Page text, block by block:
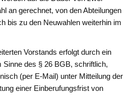
an gerechnet, von den Abteilungen
bis zu den Neuwahlen weiterhin im
Vorstands erfolgt durch ein
Sinne des § 26 BGB, schriftlich,
(per E-Mail) unter Mitteilung der
einer Einberufungsfrist von